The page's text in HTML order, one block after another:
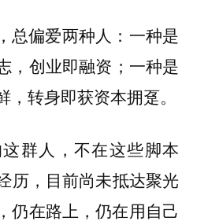
总偏爱两种人：一种是
，创业即融资；一种是
转身即获资本拥趸。
群人，不在这些脚本
历，目前尚未抵达聚光
在路上，仍在用自己